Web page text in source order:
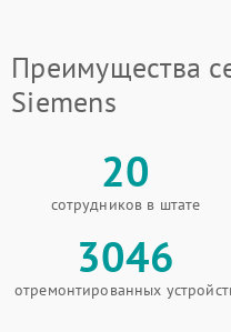
Преимущества
Siemens
20
сотрудников в штате
3046
отремонтированных